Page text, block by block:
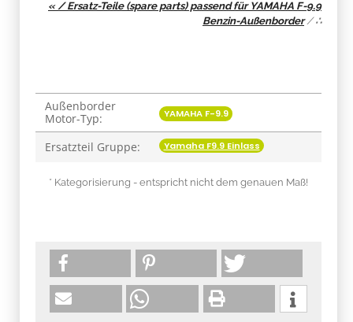
« / Ersatz-Teile (spare parts) passend für YAMAHA F-9.9
Benzin-Außenborder/∴
Produkteigenschaft
Wert
Außenborder
Motor-Typ:
YAMAHA F-9.9
Ersatzteil Gruppe: Yamaha F9.9 Einlass
* Kategorisierung - entspricht nicht dem genauen Maß!